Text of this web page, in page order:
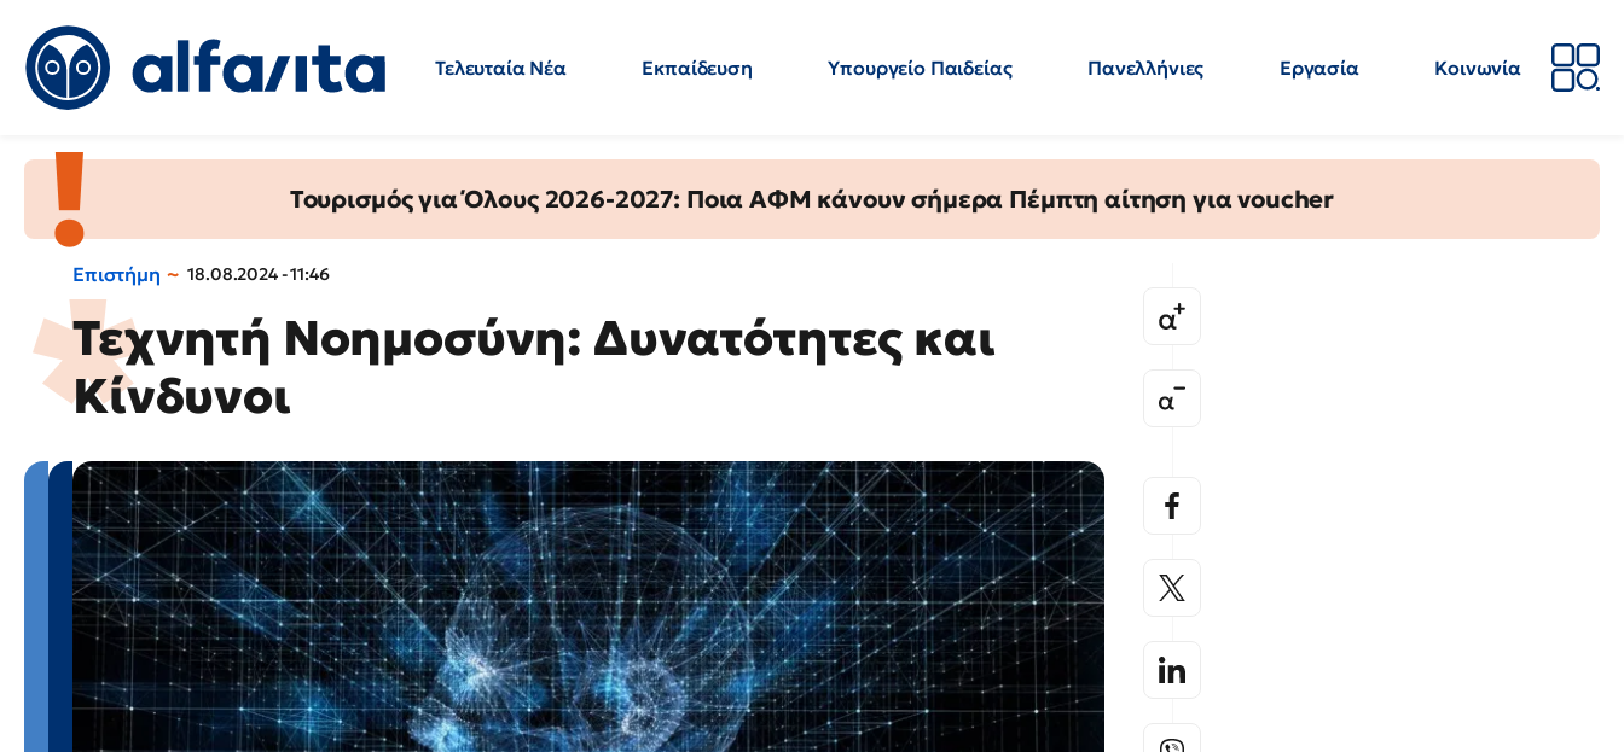
Τελευταία Νέα Εκπαίδευση Υπουργείο Παιδείας Πανελλήνιες Εργασία
Κοινωνία
Τουρισμός για Όλους 2026-2027: Ποια ΑΦΜ κάνουν σήμερα Πέμπτη αίτηση για voucher
Επιστήμη 18.08.2024 - 11:46
Τεχνητή Νοημοσύνη: Δυνατότητες και
Κίνδυνοι